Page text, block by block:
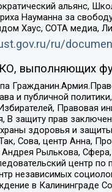
альянс,
Науманна за
Хаус, СОТА медиа,
ru/
выполняющих
и публичной
Правовая
В защиту прав
здоровья и
Сова, центр Анна,
Рылькова,
центр
независимых
в Калининграде